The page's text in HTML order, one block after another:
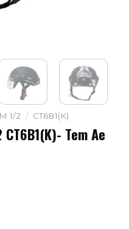
1/2 / CT6B1(K)
Tem Ae